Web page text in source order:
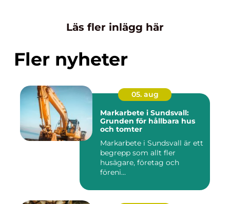
Läs fler inlägg här
Fler nyheter
05. aug
Markarbete i Sundsvall:
Grunden för hållbara hus
och tomter
Markarbete i Sundsvall är ett
begrepp som allt fler
husägare, företag och
föreni...